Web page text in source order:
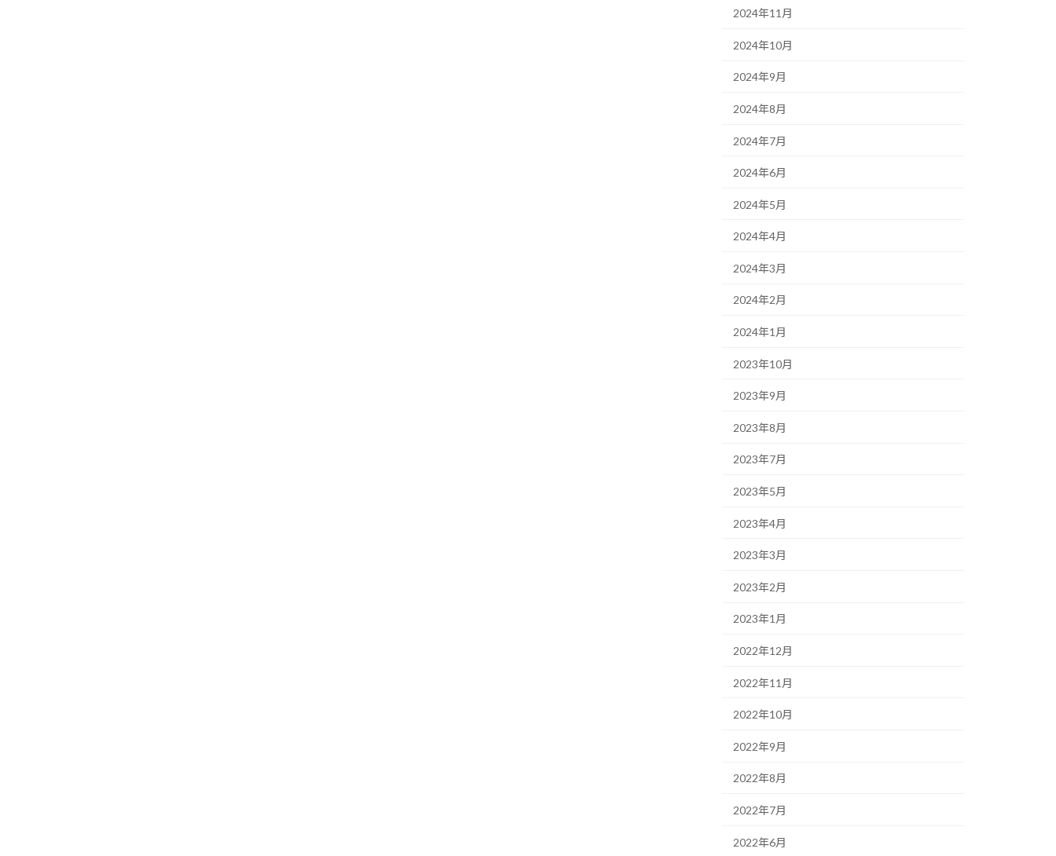
2024年11月
2024年10月
2024年9月
2024年8月
2024年7月
2024年6月
2024年5月
2024年4月
2024年3月
2024年2月
2024年1月
2023年10月
2023年9月
2023年8月
2023年7月
2023年5月
2023年4月
2023年3月
2023年2月
2023年1月
2022年12月
2022年11月
2022年10月
2022年9月
2022年8月
2022年7月
2022年6月